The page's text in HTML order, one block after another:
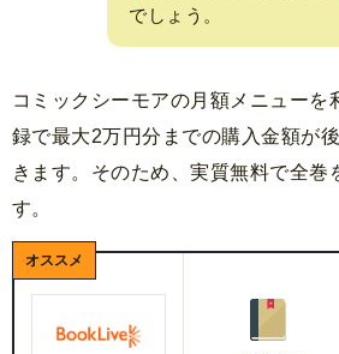
でしょう。
コミックシーモアの月額メニューを
録で最大2万円分までの購入金額が
きます。そのため、実質無料で全巻
す。